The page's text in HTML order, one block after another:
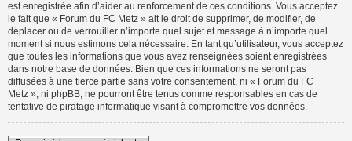
est enregistrée afin d’aider au renforcement de ces conditions. Vous acceptez
le fait que « Forum du FC Metz » ait le droit de supprimer, de modifier, de
déplacer ou de verrouiller n’importe quel sujet et message à n’importe quel
moment si nous estimons cela nécessaire. En tant qu’utilisateur, vous acceptez
que toutes les informations que vous avez renseignées soient enregistrées
dans notre base de données. Bien que ces informations ne seront pas
diffusées à une tierce partie sans votre consentement, ni « Forum du FC
Metz », ni phpBB, ne pourront être tenus comme responsables en cas de
tentative de piratage informatique visant à compromettre vos données.